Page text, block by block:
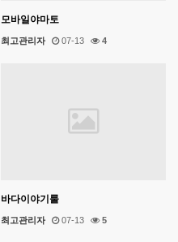
모바일야마토
최고관리자 07-13 4
바다이야기룰
최고관리자 07-13 5